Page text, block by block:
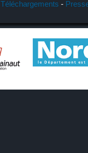
Téléchargements -